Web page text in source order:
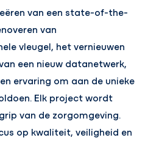
van een state-of-the-
van
vleugel, het vernieuwen
een nieuw datanetwerk,
ervaring om aan de unieke
Elk project wordt
van de zorgomgeving.
op kwaliteit, veiligheid en